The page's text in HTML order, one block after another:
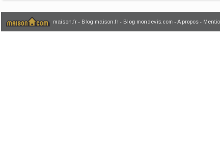
maison.fr - Blog maison.fr - Blog mondevis.com - A propos -